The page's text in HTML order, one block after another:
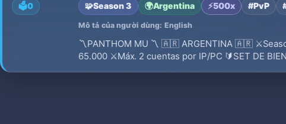
🗳️0 🧩Season 3 🌍Argentina ⚡500x #PvP
Mô tả của người dùng: English
〽️PANTHOM MU 〽️ 🇦🇷 ARGENTINA 🇦🇷
65.000 ⚔️Máx. 2 cuentas por IP/PC 🔰️SET DE